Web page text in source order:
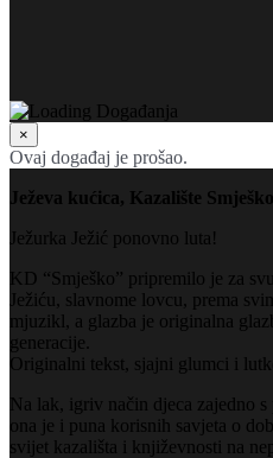
×
Ovaj događaj je prošao.
Ježeva kućica, Kazalište
Ježurka Ježić ponovno luta!
KD “Smješko” pripremilo je za
Ježiću, slavnome lovcu, prema
mjuzikl, a glazba je originalna
generacije.
Originalni tekst, sjajni glumci i
Na lak, igriv način djeca zajedno
ona je i puna korisnih savjeta o
svijet kazališta i književnosti na